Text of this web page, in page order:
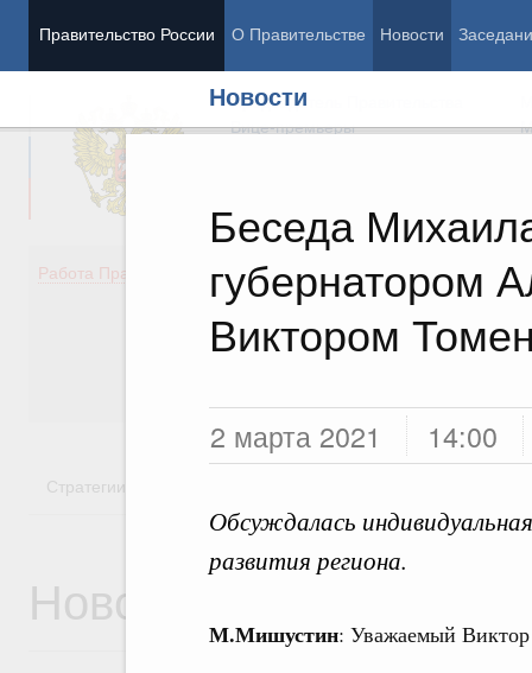
Правительство России О Правительстве Новости
Новости
Беседа
губернатором
Виктором
2 марта 2021 14:00
Обсуждалась
развития региона.
М.Мишустин: Уважаемый
Председатель Правительства
Вице-премьеры
Работа Правительства
Демография
Здоровье
Культура
Стратегии
Новости